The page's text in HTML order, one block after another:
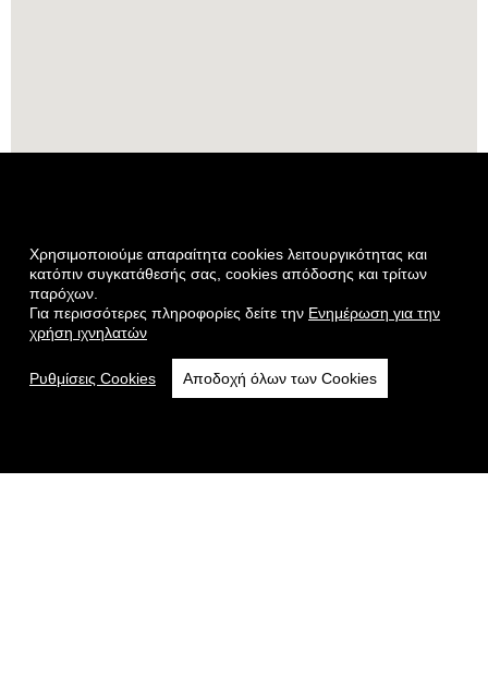
Χρησιμοποιούμε απαραίτητα cookies λειτουργικότητας και
κατόπιν συγκατάθεσής σας, cookies απόδοσης και τρίτων
παρόχων.
Για περισσότερες πληροφορίες δείτε την Ενημέρωση για την
χρήση ιχνηλατών
Ρυθμίσεις Cookies Αποδοχή όλων των Cookies